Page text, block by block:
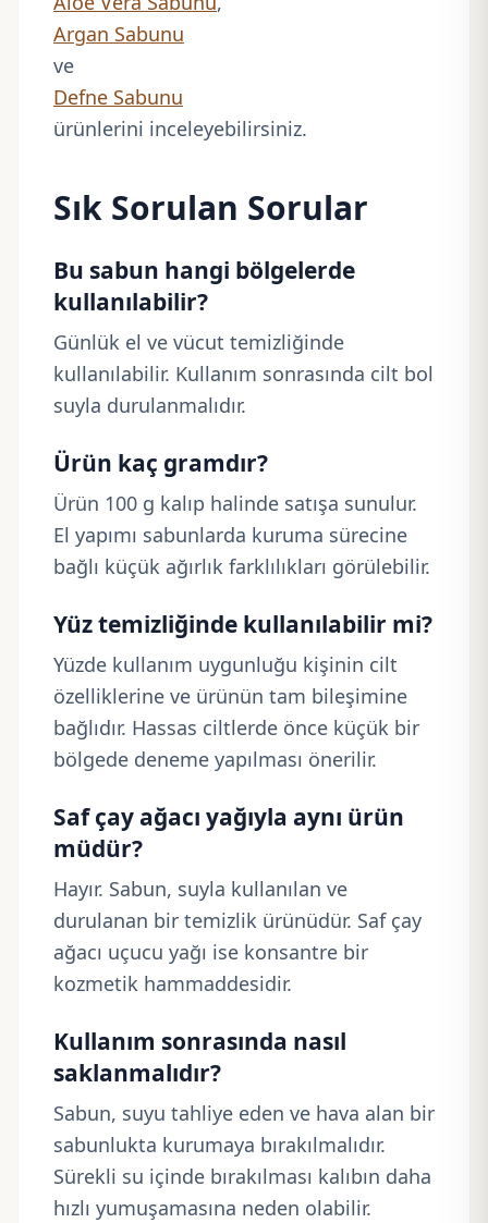
Argan Sabunu
ve
Defne Sabunu
ürünlerini inceleyebilirsiniz.
Sık Sorulan Sorular
Bu sabun hangi bölgelerde
kullanılabilir?
Günlük el ve vücut temizliğinde
kullanılabilir. Kullanım sonrasında cilt bol
suyla durulanmalıdır.
Ürün kaç gramdır?
Ürün 100 g kalıp halinde satışa sunulur.
El yapımı sabunlarda kuruma sürecine
bağlı küçük ağırlık farklılıkları görülebilir.
Yüz temizliğinde kullanılabilir mi?
Yüzde kullanım uygunluğu kişinin cilt
özelliklerine ve ürünün tam bileşimine
bağlıdır. Hassas ciltlerde önce küçük bir
bölgede deneme yapılması önerilir.
Saf çay ağacı yağıyla aynı ürün
müdür?
Hayır. Sabun, suyla kullanılan ve
durulanan bir temizlik ürünüdür. Saf çay
ağacı uçucu yağı ise konsantre bir
kozmetik hammaddesidir.
Kullanım sonrasında nasıl
saklanmalıdır?
Sabun, suyu tahliye eden ve hava alan bir
sabunlukta kurumaya bırakılmalıdır.
Sürekli su içinde bırakılması kalıbın daha
hızlı yumuşamasına neden olabilir.